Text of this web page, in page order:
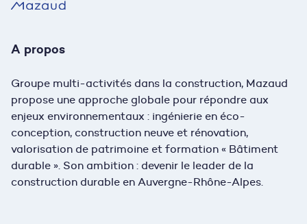
A propos
Groupe multi-activités dans la construction, Mazaud
propose une approche globale pour répondre aux
enjeux environnementaux : ingénierie en éco-
conception, construction neuve et rénovation,
valorisation de patrimoine et formation « Bâtiment
durable ». Son ambition : devenir le leader de la
construction durable en Auvergne-Rhône-Alpes.